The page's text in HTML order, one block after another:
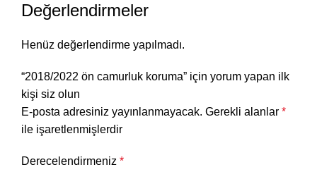
Değerlendirmeler
Henüz değerlendirme yapılmadı.
“2018/2022 ön camurluk koruma” için yorum yapan ilk
kişi siz olun
E-posta adresiniz yayınlanmayacak. Gerekli alanlar *
ile işaretlenmişlerdir
Derecelendirmeniz *